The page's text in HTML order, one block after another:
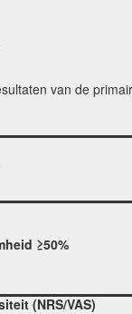
van de
≥50%
(NRS/VAS)